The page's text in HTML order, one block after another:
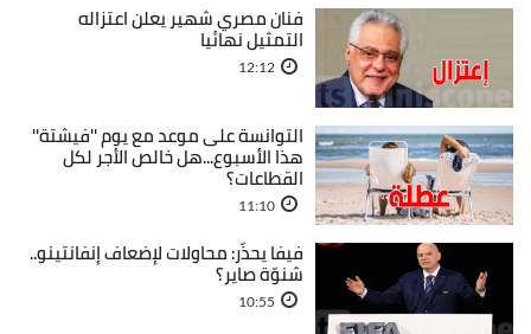
فنان مصري شهير يعلن اعتزاله
التمثيل نهائيا
12:12
التوانسة على موعد مع يوم ''فيشتة''
هذا الأسبوع...هل خالص الأجر لكل
القطاعات؟
11:10
فيفا يحذّر: محاولات لإضعاف إنفانتينو..
شنوّة صاير؟
10:55